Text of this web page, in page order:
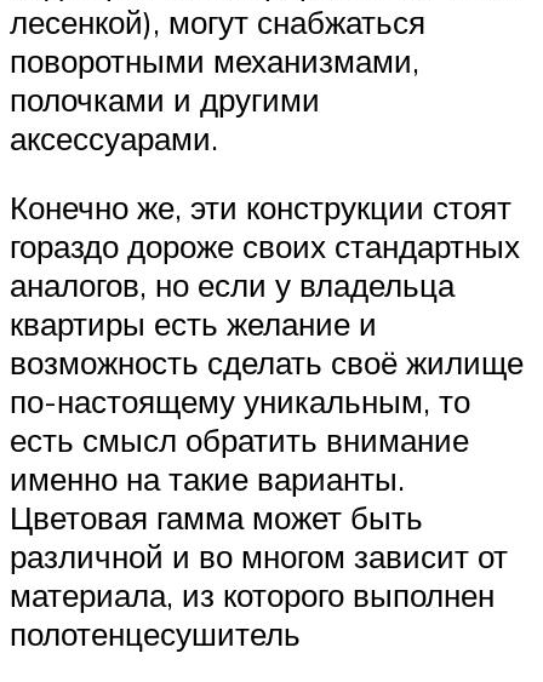
лесенкой), могут снабжаться
поворотными механизмами,
полочками и другими
аксессуарами.
Конечно же, эти конструкции стоят
гораздо дороже своих стандартных
аналогов, но если у владельца
квартиры есть желание и
возможность сделать своё жилище
по-настоящему уникальным, то
есть смысл обратить внимание
именно на такие варианты.
Цветовая гамма может быть
различной и во многом зависит от
материала, из которого выполнен
полотенцесушитель